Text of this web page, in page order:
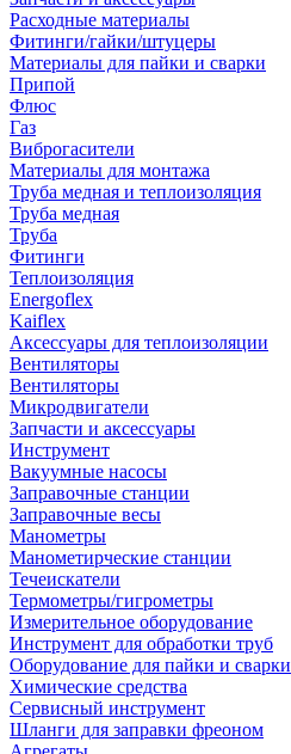
Расходные материалы
Фитинги/гайки/штуцеры
Материалы для пайки и сварки
Припой
Флюс
Газ
Виброгасители
Материалы для монтажа
Труба медная и теплоизоляция
Труба медная
Труба
Фитинги
Теплоизоляция
Energoflex
Kaiflex
Аксессуары для теплоизоляции
Вентиляторы
Вентиляторы
Микродвигатели
Запчасти и аксессуары
Инструмент
Вакуумные насосы
Заправочные станции
Заправочные весы
Манометры
Манометирческие станции
Течеискатели
Термометры/гигрометры
Измерительное оборудование
Инструмент для обработки труб
Оборудование для пайки и сварки
Химические средства
Сервисный инструмент
Шланги для заправки фреоном